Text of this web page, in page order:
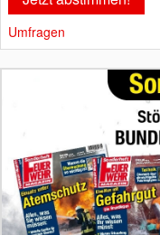
Umfragen